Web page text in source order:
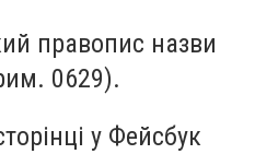
правопис назви
0629).
у Фейсбук